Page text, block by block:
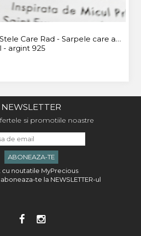
Care Rad - Sarpele care a
argint 925
NEWSLETTER
si promotiile noastre
cu noutatile MyPrecious
te la NEWSLETTER-ul